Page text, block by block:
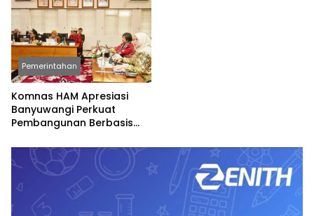
Pemerintahan
Komnas HAM Apresiasi
Banyuwangi Perkuat
Pembangunan Berbasis